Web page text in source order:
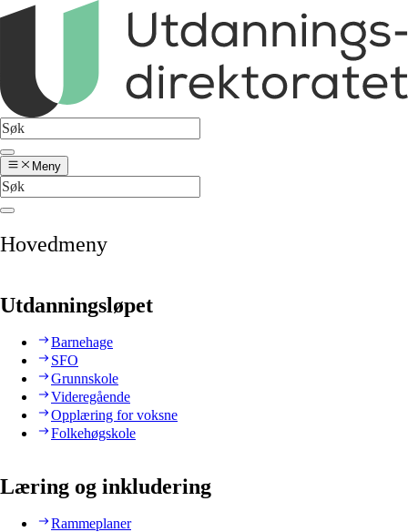
Meny
Hovedmeny
Utdanningsløpet
Barnehage
SFO
Grunnskole
Videregående
Opplæring for voksne
Folkehøgskole
Læring og inkludering
Rammeplaner